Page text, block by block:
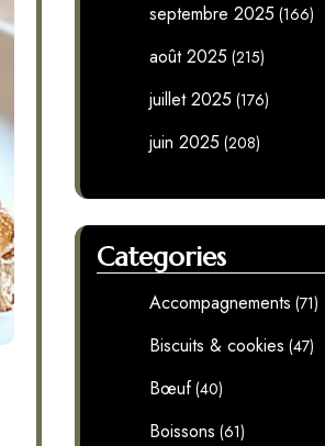
septembre 2025 (166)
août 2025 (215)
juillet 2025 (176)
juin 2025 (208)
Categories
Accompagnements (71)
Biscuits & cookies (47)
Bœuf (40)
Boissons (61)